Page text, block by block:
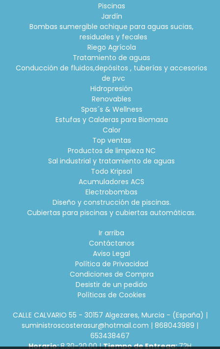
Piscinas
Jardín
Bombas sumergible achique para aguas sucias,
residuales y fecales
Riego Agrícola
Tratamiento de aguas
Conducción de fluidos,depósitos , tuberías y accesorios
de pvc
Hidropresión
Renovables
Spas´s & Wellness
Estufas y Calderas para Biomasa
Calor
Top ventas
Productos de limpieza NC
Sal industrial y tratamiento de aguas
Todo Kripsol
Acumuladores ACS
Electrobombas
Diseño y construcción de piscinas.
Cubiertas para piscinas y cubiertas automáticas.
Ir arriba
Contáctanos
Aviso Legal
Política de Privacidad
Condiciones de Compra
Desistir de un pedido
Políticas de Cookies
CALLE CALVARIO 55 - 30157 Algezares, Murcia - (España) |
suministroscosterasur@hotmail.com | 868043989 |
653438467
Horario:8,30-20,00 |Tiempo de Entrega:72H